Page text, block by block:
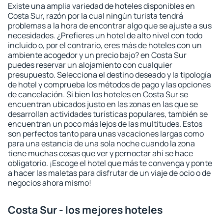
Existe una amplia variedad de hoteles disponibles en
Costa Sur, razón por la cual ningún turista tendrá
problemas a la hora de encontrar algo que se ajuste a sus
necesidades. ¿Prefieres un hotel de alto nivel con todo
incluido o, por el contrario, eres más de hoteles con un
ambiente acogedor y un precio bajo? en Costa Sur
puedes reservar un alojamiento con cualquier
presupuesto. Selecciona el destino deseado y la tipología
de hotel y comprueba los métodos de pago y las opciones
de cancelación. Si bien los hoteles en Costa Sur se
encuentran ubicados justo en las zonas en las que se
desarrollan actividades turísticas populares, también se
encuentran un poco más lejos de las multitudes. Estos
son perfectos tanto para unas vacaciones largas como
para una estancia de una sola noche cuando la zona
tiene muchas cosas que ver y pernoctar ahí se hace
obligatorio. ¡Escoge el hotel que más te convenga y ponte
a hacer las maletas para disfrutar de un viaje de ocio o de
negocios ahora mismo!
Costa Sur - los mejores hoteles